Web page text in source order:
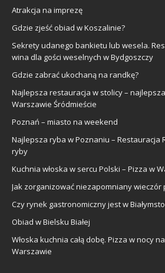
Atrakcja na imprezę
Gdzie zjeść obiad w Koszalinie?
Sekrety udanego bankietu lub wesela.
wina dla gości weselnych w Bydgoszczy
Gdzie zabrać ukochaną na randkę?
Najlepsza restauracja w stolicy –
Warszawie Śródmieście
Poznań – miasto na weekend
Najlepsza ryba w Poznaniu – Restauracja
ryby
Kuchnia włoska w sercu Polski – Pizza w
Jak zorganizować niezapomniany wieczór
Czy rynek gastronomiczny jest w
Obiad w Bielsku Białej
Włoska kuchnia całą dobę. Pizza w nocy
Warszawie